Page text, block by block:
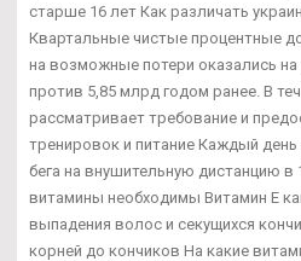
старше 16 лет Как различать
Квартальные чистые процентные
на возможные потери оказались
против 5,85 млрд годом ранее. В
рассматривает требование и
тренировок и питание Каждый день
бега на внушительную дистанцию в
витамины необходимы Витамин Е
выпадения волос и секущихся
корней до кончиков На какие